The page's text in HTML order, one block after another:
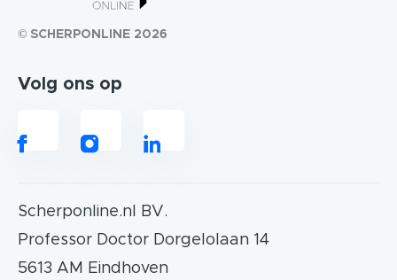
© SCHERPONLINE 2026
Volg ons op
Scherponline.nl BV.
Professor Doctor Dorgelolaan 14
5613 AM Eindhoven